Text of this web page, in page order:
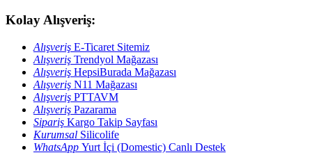
Kolay Alışveriş:
Alışveriş E-Ticaret Sitemiz
Alışveriş Trendyol Mağazası
Alışveriş HepsiBurada Mağazası
Alışveriş N11 Mağazası
Alışveriş PTTAVM
Alışveriş Pazarama
Sipariş Kargo Takip Sayfası
Kurumsal Silicolife
WhatsApp Yurt İçi (Domestic) Canlı Destek